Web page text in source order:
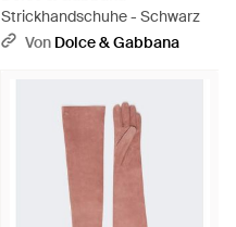
Strickhandschuhe - Schwarz
Von Dolce & Gabbana